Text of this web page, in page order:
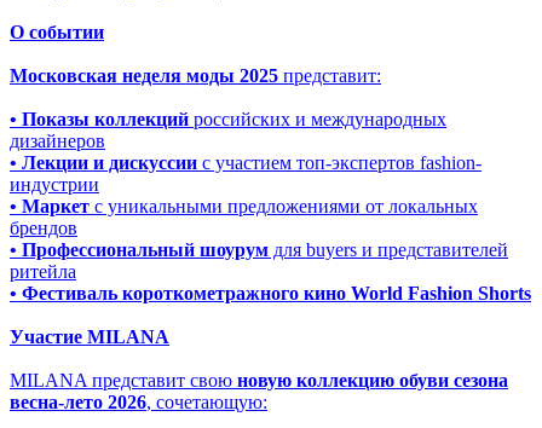
О событии
Московская неделя моды 2025 представит:
• Показы коллекций российских и международных
дизайнеров
• Лекции и дискуссии с участием топ-экспертов fashion-
индустрии
• Маркет с уникальными предложениями от локальных
брендов
• Профессиональный шоурум для buyers и представителей
ритейла
• Фестиваль короткометражного кино World Fashion Shorts
Участие MILANA
MILANA представит свою новую коллекцию обуви сезона
весна-лето 2026, сочетающую: